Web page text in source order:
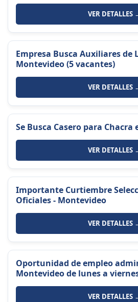
VER DETALLES
Empresa Busca Auxiliares de
Montevideo (5 vacantes)
VER DETALLES
Se Busca Casero para Chacra
VER DETALLES
Importante Curtiembre
Oficiales - Montevideo
VER DETALLES
Oportunidad de empleo
Montevideo de lunes a
VER DETALLES